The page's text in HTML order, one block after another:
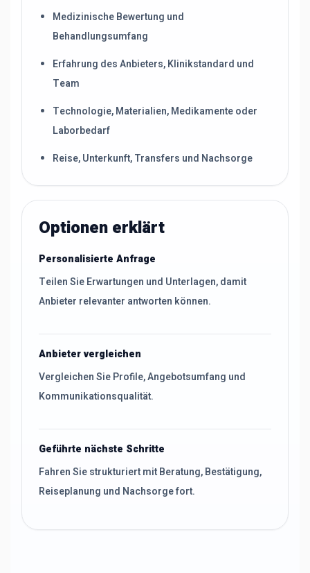
Medizinische Bewertung und
Behandlungsumfang
Erfahrung des Anbieters, Klinikstandard und
Team
Technologie, Materialien, Medikamente oder
Laborbedarf
Reise, Unterkunft, Transfers und Nachsorge
Optionen erklärt
Personalisierte Anfrage
Teilen Sie Erwartungen und Unterlagen, damit
Anbieter relevanter antworten können.
Anbieter vergleichen
Vergleichen Sie Profile, Angebotsumfang und
Kommunikationsqualität.
Geführte nächste Schritte
Fahren Sie strukturiert mit Beratung, Bestätigung,
Reiseplanung und Nachsorge fort.